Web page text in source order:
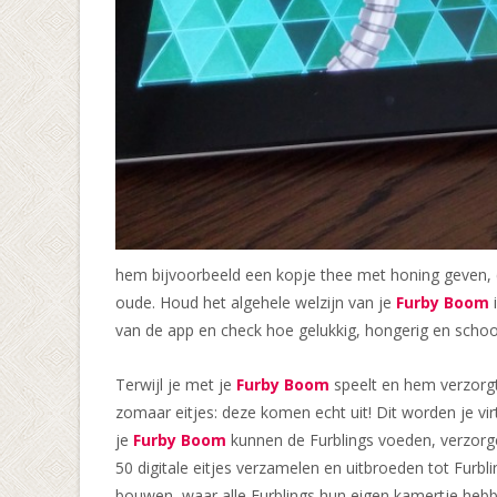
hem bijvoorbeeld een kopje thee met honing geven,
oude. Houd het algehele welzijn van je Furby Boom
van de app en check hoe gelukkig, hongerig en
Terwijl je met je Furby Boom speelt en hem
zomaar eitjes: deze komen echt uit! Dit worden je
je Furby Boom kunnen de Furblings voeden,
50 digitale eitjes verzamelen en uitbroeden tot